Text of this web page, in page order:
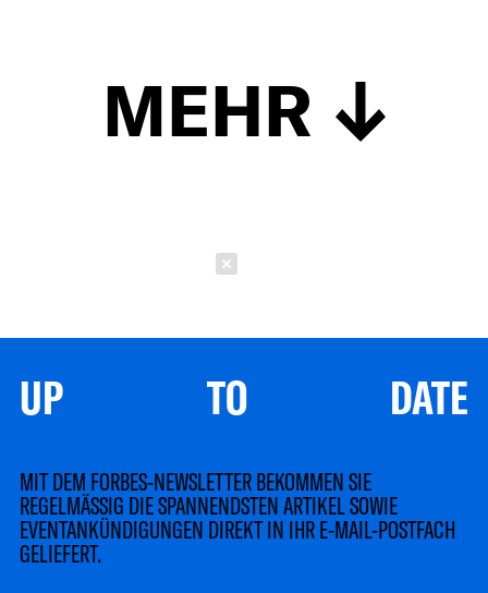
MEHR
UP TO DATE
MIT DEM FORBES-NEWSLETTER BEKOMMEN SIE
REGELMÄSSIG DIE SPANNENDSTEN ARTIKEL SOWIE
EVENTANKÜNDIGUNGEN DIREKT IN IHR E-MAIL-POSTFACH
GELIEFERT.